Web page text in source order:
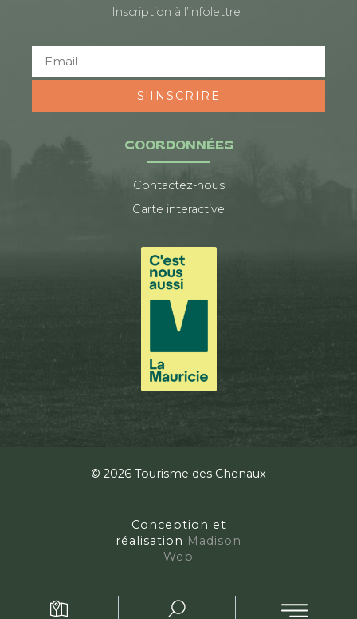
COORDONNÉES
Contactez-nous
Carte interactive
Inscription à l’infolettre :
S'INSCRIRE
© 2026 Tourisme des Chenaux
Conception et
réalisation Madison
Web